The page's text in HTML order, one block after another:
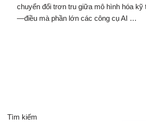
chuyển đổi trơn tru giữa mô hình hóa kỹ
—điều mà phần lớn các công cụ AI …
Tìm kiếm